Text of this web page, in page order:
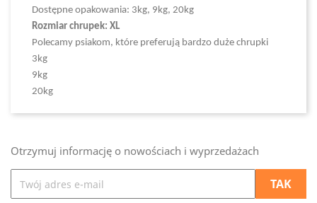
Dostępne opakowania: 3kg, 9kg, 20kg
Rozmiar chrupek: XL
Polecamy psiakom, które preferują bardzo duże chrupki
3kg
9kg
20kg
Otrzymuj informację o nowościach i wyprzedażach